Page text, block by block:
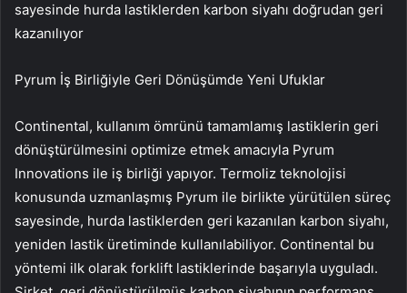
sayesinde hurda lastiklerden karbon siyahı doğrudan geri
kazanılıyor
Pyrum İş Birliğiyle Geri Dönüşümde Yeni Ufuklar
Continental, kullanım ömrünü tamamlamış lastiklerin geri
dönüştürülmesini optimize etmek amacıyla Pyrum
Innovations ile iş birliği yapıyor. Termoliz teknolojisi
konusunda uzmanlaşmış Pyrum ile birlikte yürütülen süreç
sayesinde, hurda lastiklerden geri kazanılan karbon siyahı,
yeniden lastik üretiminde kullanılabiliyor. Continental bu
yöntemi ilk olarak forklift lastiklerinde başarıyla uyguladı.